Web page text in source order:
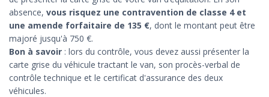
absence, vous risquez une contravention de classe 4 et
une amende forfaitaire de 135 €, dont le montant peut être
majoré jusqu'à 750 €.
Bon à savoir : lors du contrôle, vous devez aussi présenter la
carte grise du véhicule tractant le van, son procès-verbal de
contrôle technique et le certificat d'assurance des deux
véhicules.